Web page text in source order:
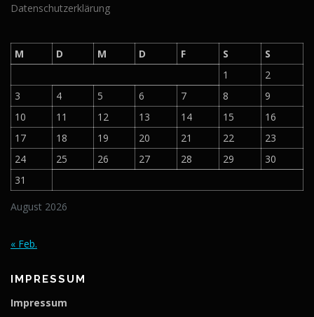
Datenschutzerklärung
August 2026
M D M D F S
S
1
2
3
4 5 6 7 8
9
10
11 12 13 14 15
16
17
18 19 20 21 22
23
24
25 26 27 28 29
30
31
« Feb.
IMPRESSUM
Impressum